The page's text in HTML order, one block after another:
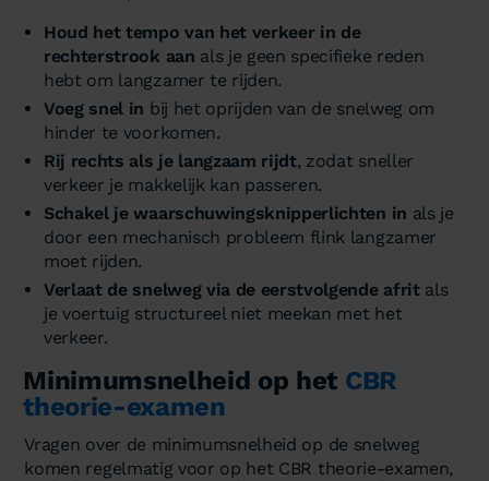
Houd het tempo van het verkeer in de
rechterstrook aan als je geen specifieke reden
hebt om langzamer te rijden.
Voeg snel in bij het oprijden van de snelweg om
hinder te voorkomen.
Rij rechts als je langzaam rijdt, zodat sneller
verkeer je makkelijk kan passeren.
Schakel je waarschuwingsknipperlichten in als je
door een mechanisch probleem flink langzamer
moet rijden.
Verlaat de snelweg via de eerstvolgende afritals
je voertuig structureel niet meekan met het
verkeer.
Minimumsnelheid op het CBR
theorie-examen
Vragen over de minimumsnelheid op de snelweg
komen regelmatig voor op het CBR theorie-examen,